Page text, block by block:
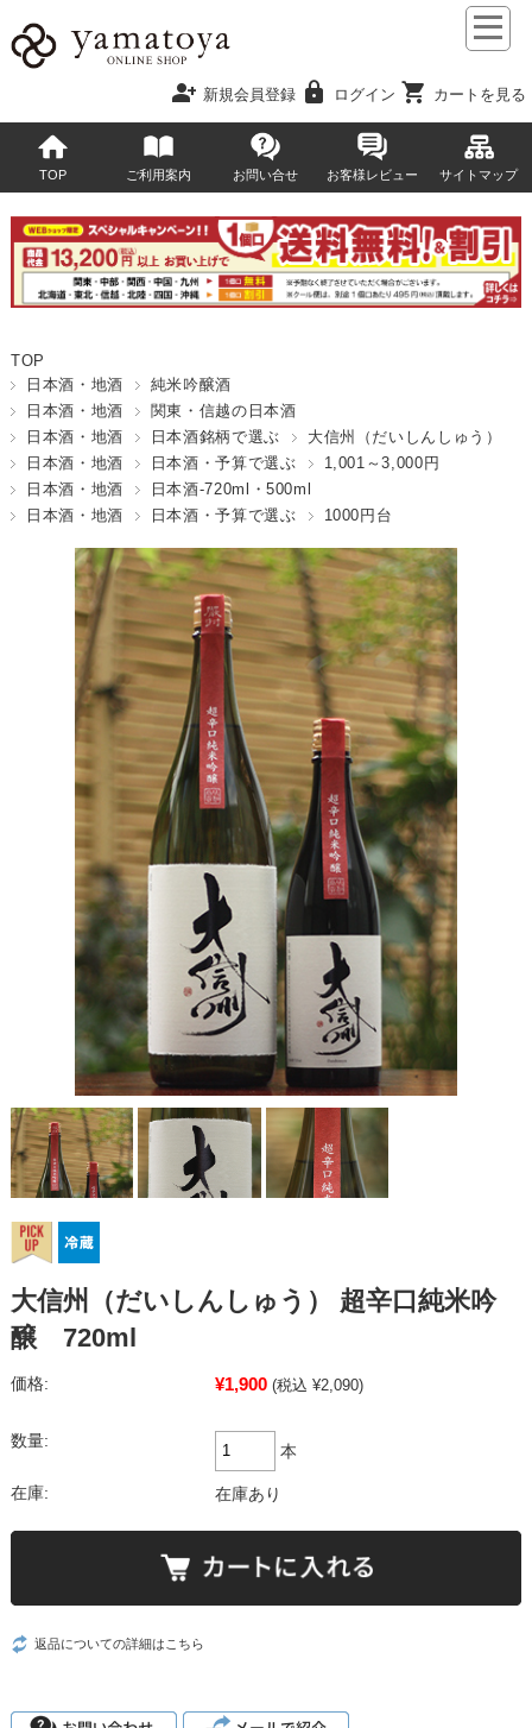
person_add 新規会員登録 lock ログイン shopping_cart カートを見る
TOP ご利用案内 お問い合せ お客様レビュー サイトマップ
TOP
日本酒・地酒
純米吟醸酒
日本酒・地酒
関東・信越の日本酒
日本酒・地酒
日本酒銘柄で選ぶ
大信州（だいしんしゅう）
日本酒・地酒
日本酒・予算で選ぶ
1,001～3,000円
日本酒・地酒
日本酒-720ml・500ml
日本酒・地酒
日本酒・予算で選ぶ 1000円台
大信州（だいしんしゅう） 超辛口純米吟
醸 720ml
価格: ¥1,900 (税込 ¥2,090)
数量:
本
在庫: 在庫あり
返品についての詳細はこちら